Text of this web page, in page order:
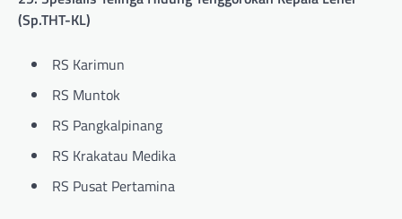
(Sp.THT-KL)
RS Karimun
RS Muntok
RS Pangkalpinang
RS Krakatau Medika
RS Pusat Pertamina